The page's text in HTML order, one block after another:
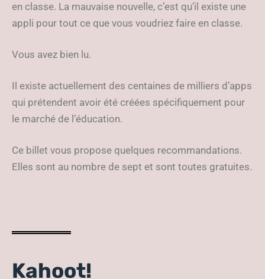
en classe. La mauvaise nouvelle, c’est qu’il existe une
appli pour tout ce que vous voudriez faire en classe.
Vous avez bien lu.
Il existe actuellement des centaines de milliers d’apps
qui prétendent avoir été créées spécifiquement pour
le marché de l’éducation.
Ce billet vous propose quelques recommandations.
Elles sont au nombre de sept et sont toutes gratuites.
Kahoot!